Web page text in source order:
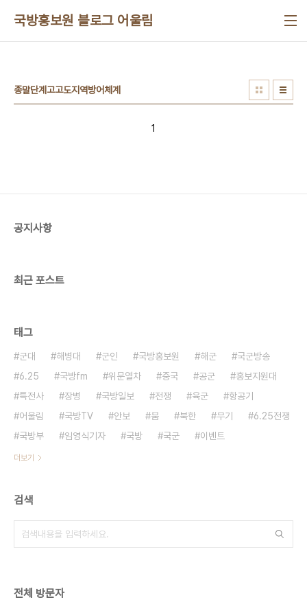
국방홍보원 블로그 어울림
종말단계고고도지역방어체계
1
공지사항
최근 포스트
태그
군대 해병대 군인 국방홍보원 해군
국군방송
6.25
국방fm 위문열차 중국 공군
홍보지원대
특전사
장병 국방일보 전쟁 육군
항공기
어울림
국방TV 안보 붐 북한 무기
6.25전쟁
국방부
임영식기자 국방 국군 이벤트
더보기
검색
전체 방문자